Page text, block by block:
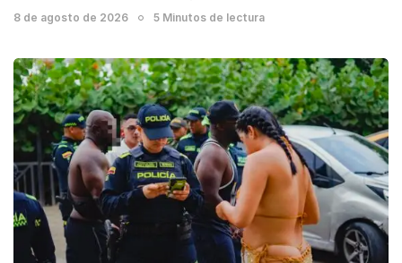
8 de agosto de 2026 5 Minutos de lectura